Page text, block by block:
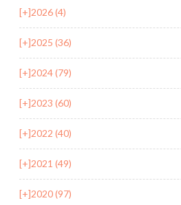
[+]2026 (4)
[+]2025 (36)
[+]2024 (79)
[+]2023 (60)
[+]2022 (40)
[+]2021 (49)
[+]2020 (97)